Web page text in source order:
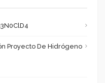
Proyecto De Hidrógeno